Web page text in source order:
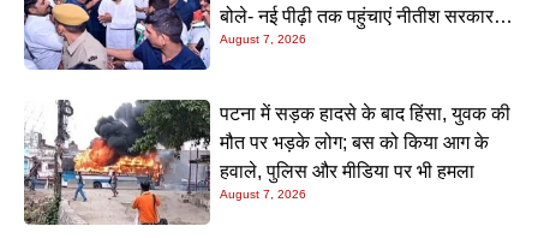
बोले- नई पीढ़ी तक पहुंचाएं नीतीश सरकार के
20 सालों के काम
August 7, 2026
पटना में सड़क हादसे के बाद हिंसा, युवक की
मौत पर भड़के लोग; बस को किया आग के
हवाले, पुलिस और मीडिया पर भी हमला
August 7, 2026